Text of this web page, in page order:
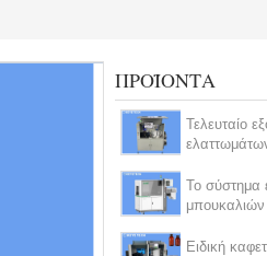
ΠΡΟΪΌΝΤΑ
Τελευταίο
Το σύστημα
μπουκαλιών
δέχεται
Ειδική